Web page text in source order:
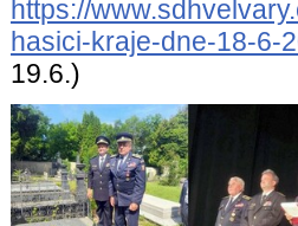
https://
hasici-kraje-dne-18-6-
19.6.)